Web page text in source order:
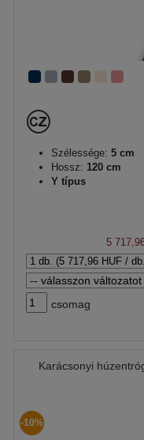
Szélessége: 5 cm
Hossz: 120 cm
Y típus
5
csomag
Karácsonyi
-10%